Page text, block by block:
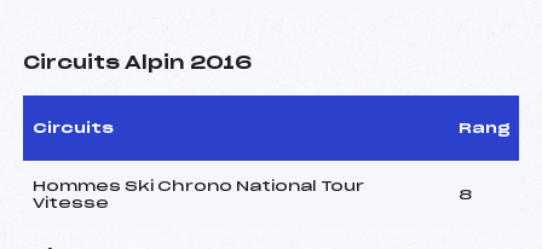
Circuits Alpin 2016
Circuits Rang
Hommes Ski Chrono National Tour
Vitesse
8